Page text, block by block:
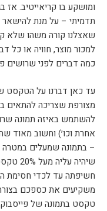
ומושקע בו קריאייטיב.
תדמיתי – על מנת
שאצלנו קורה משהו שלא
למכור מוצר, חוויה או
כמה דברים לפני שרושים
עד כאן דברנו על הטקסט
מצורפת שצריכה להתאים
להשתמש באיזה תמונה
אחרת וכו׳) וחשוב מאוד
– בתמונה שמעלים במטרה
חשיפתה עד לכדי חסימת
משקיעים את כספכם
טקסט בתמונה של